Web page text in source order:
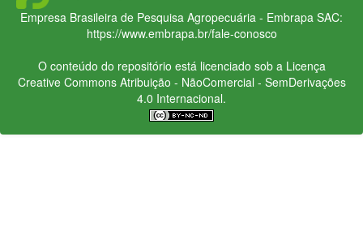
Empresa Brasileira de Pesquisa Agropecuária - Embrapa SAC:
https://www.embrapa.br/fale-conosco
O conteúdo do repositório está licenciado sob a Licença
Creative CommonsAtribuição - NãoComercial - SemDerivações
4.0 Internacional.